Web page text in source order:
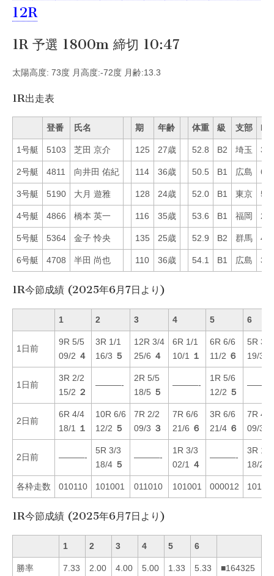
12R
1R 予選 1800m 締切 10:47
太陽高度: 73度 月高度:-72度 月齢:13.3
1R出走表
登番 氏名 期 年齢 体重 級 支部 Mo
1号艇 5103 芝田 京介 125 27歳 52.8 B2 埼玉 30
2号艇 4811 向井田 佑紀 114 36歳 50.5 B1 広島 62
3号艇 5190 大月 遊雅 128 24歳 52.0 B1 東京 55
4号艇 4866 橋本 英一 116 35歳 53.6 B1 福岡 27
5号艇 5364 金子 怜央 135 25歳 52.9 B2 群馬 47
6号艇 4708 半田 尚也 110 36歳 54.1 B1 広島 39
1R今節成績 (2025年6月7日より)
1 2 3 4 5 6
1日前
9R 5/5
09/2 ４
3R 1/1
16/3 ５
12R 3/4
25/6 ４
6R 1/1
10/1
１
6R 6/6
11/2 ６
5R 3/3
19/3
1日前
3R 2/2
15/2 ２
———-
2R 5/5
18/5 ５
———-
1R 5/6
12/2 ５
2日前
6R 4/4
18/1
１
10R 6/6
12/2 ５
7R 2/2
09/3 ３
7R 6/6
21/6 ６
3R 6/6
21/4 ６
7R 4/4
09/3
2日前 ———-
5R 3/3
18/4 ５
———-
1R 3/3
02/1
４
———-
3R 1/1
18/2
各枠走数 010110 101001 011010 101001 000012
1R今節成績 (2025年6月7日より)
1 2 3 4 5 6
勝率 7.33 2.00 4.00 5.00 1.33 5.33 ■164325